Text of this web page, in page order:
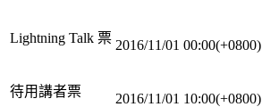
Lightning Talk 票 2016/11/01 00:00(+0800)
待用講者票 2016/11/01 10:00(+0800)